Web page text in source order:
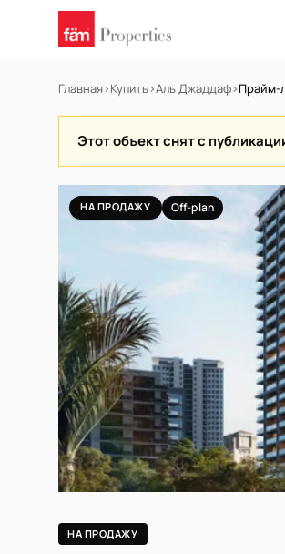
Главная›Купить›Аль Джаддаф›Прайм-
Этот объект снят с
НА ПРОДАЖУ Off-plan
НА ПРОДАЖУ